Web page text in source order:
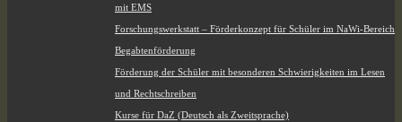
mit EMS
Forschungswerkstatt – Förderkonzept für Schüler im NaWi-Bereich
Begabtenförderung
Förderung der Schüler mit besonderen Schwierigkeiten im Lesen
und Rechtschreiben
Kurse für DaZ (Deutsch als Zweitsprache)